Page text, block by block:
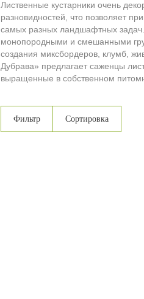
Лиственные кустарники очень
разновидностей, что позволяет
самых разных ландшафтных
монопородными и смешанными
создания миксбордеров, клумб,
Дубрава» предлагает саженцы
выращенные в собственном
Фильтр Сортировка